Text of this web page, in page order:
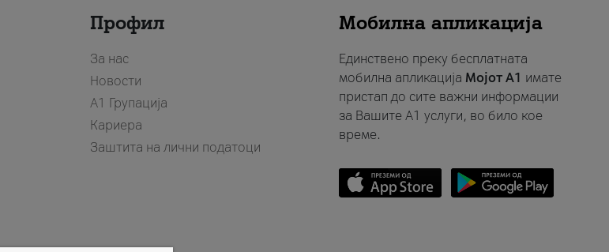
Профил
За нас
Новости
А1 Групација
Кариера
Заштита на лични податоци
Мобилна апликација
Единствено преку бесплатната
мобилна апликација Мојот A1 имате
пристап до сите важни информации
за Вашите A1 услуги, во било кое
време.